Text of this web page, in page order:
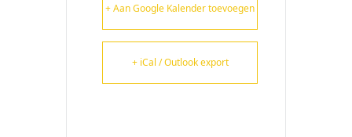
+ Aan Google Kalender toevoegen
+ iCal / Outlook export